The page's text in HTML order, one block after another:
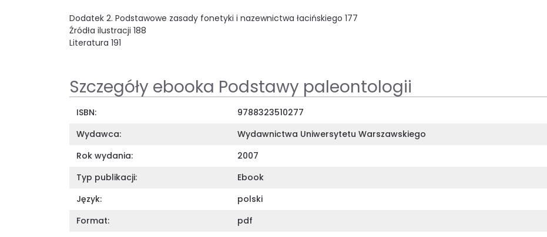
Dodatek 2. Podstawowe zasady fonetyki i nazewnictwa łacińskiego 177
Źródła ilustracji 188
Literatura 191
Szczegóły ebooka Podstawy paleontologii
ISBN:
9788323510277
Wydawca:
Wydawnictwa Uniwersytetu Warszawskiego
Rok wydania:
2007
Typ publikacji:
Ebook
Język:
polski
Format:
pdf